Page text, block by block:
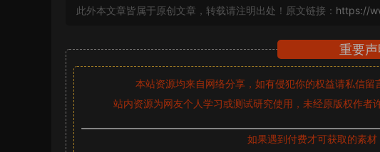
此外本文章皆属于原创文章，转载请注明出处！原文链接： https://
重要声
本站资源均来自网络分享，如有侵犯你的权益请私信留
站内资源为网友个人学习或测试研究使用，未经原版权作者
如果遇到付费才可获取的素材